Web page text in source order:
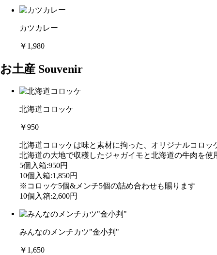
カツカレー
￥1,980
お土産 Souvenir
北海道コロッケ
￥950
北海道コロッケは味と素材に拘った、オリジナルコロッ
北海道の大地で収穫したジャガイモと北海道の牛肉を使
5個入箱:950円
10個入箱:1,850円
※コロッケ5個&メンチ5個の詰め合わせも賜ります
10個入箱:2,600円
みんなのメンチカツ"金小判"
￥1,650